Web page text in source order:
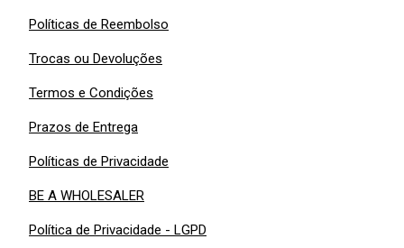
Políticas de Reembolso
Trocas ou Devoluções
Termos e Condições
Prazos de Entrega
Políticas de Privacidade
BE A WHOLESALER
Política de Privacidade - LGPD